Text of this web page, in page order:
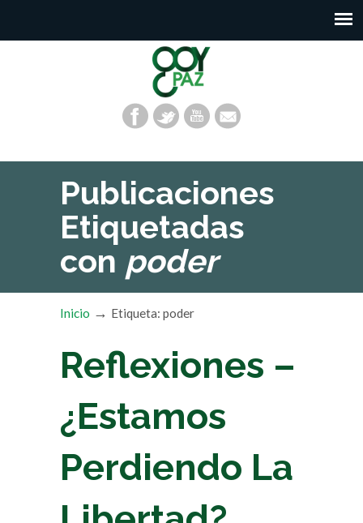
Publicaciones
Etiquetadas
con poder
Inicio → Etiqueta: poder
Reflexiones –
¿Estamos
Perdiendo La